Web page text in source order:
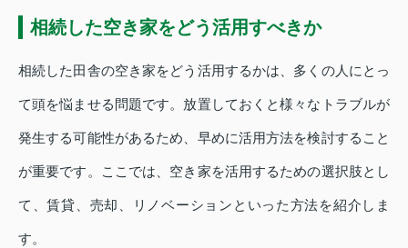
相続した空き家をどう活用すべきか
相続した田舎の空き家をどう活用するかは、多くの人にとっ
て頭を悩ませる問題です。放置しておくと様々なトラブルが
発生する可能性があるため、早めに活用方法を検討すること
が重要です。ここでは、空き家を活用するための選択肢とし
て、賃貸、売却、リノベーションといった方法を紹介しま
す。